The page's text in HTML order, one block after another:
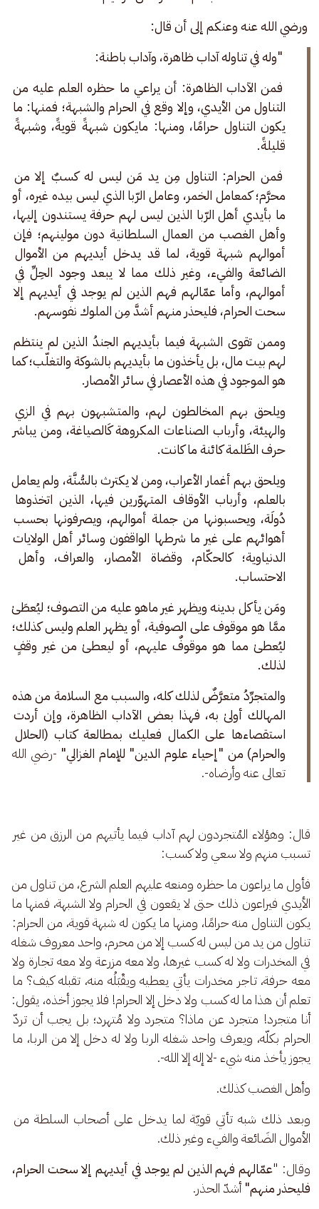
ورضي الله عنه وعنكم إلى أن قال:
"وله في تناوله آداب ظاهرة، وآداب باطنة:
فمن الآداب الظاهرة: أن يراعي ما حظره العلم عليه من
التناول من الأيدي، وإلا وقع في الحرام والشبهة؛ فمنها: ما
يكون التناول حرامًا، ومنها: مايكون شبهةً قويةً، وشبهةً
قليلةً.
فمن الحرام: التناول مِن يد مَن ليس له كسبٌ إلا من
محرَّم؛ كمعامل الخمر، وعامل الرّبا الذي ليس بيده غيره، أو
ما بأيدي أهل الرّبا الذين ليس لهم حرفة يستندون إليها،
وأهل الغصب من العمال السلطانية دون مولينهم؛ فإن
أموالهم شبهة قوية، لما قد يدخل أيديهم من الأموال
الضائعة والفيء، وغير ذلك مما لا يبعد وجود الحِلِّ في
أموالهم، وأما عمّالهم فهم الذين لم يوجد في أيديهم إلا
سحت الحرام، فليحذر منهم أشدَّ مِن الملوك نفوسهم.
وممن تقوى الشبهة فيما بأيديهم الجندُ الذين لم ينتظم
لهم بيت مال، بل يأخذون ما بأيديهم بالشوكة والتغلّب؛ كما
هو الموجود في هذه الأعصار في سائر الأمصار.
ويلحق بهم المخالطون لهم، والمتشبهون بهم في الزي
والهيئة، وأرباب الصناعات المكروهة كَالصياغة، ومن يباشر
حرف الظَلمة كائنة ما كانت.
ويلحق بهم أغمار الأعراب، ومن لا يكترث بالسُّنَّة، ولم يعامل
بالعلم، وأرباب الأوقاف المتهوّرين فيها، الذين اتخذوها
دُولَة، ويحسبونها من جملة أموالهم، ويصرفونها بحسب
أهوائهم على غير ما شرطها الواقفون وسائر أهل الولايات
الدنياوية؛ كالحكّام، وقضاة الأمصار، والعراف، وأهل
الاحتساب.
ومَن يأكل بدينه ويظهر غير ماهو عليه من التصوف؛ ليُعطَىٰ
ممَّا هو موقوف على الصوفية، أو يظهر العلم وليس كذلك؛
ليُعطىٰ مما هو موقوفٌ عليهم، أو ليعطىٰ من غير وقفٍ
لذلك.
والمتجرِّدُ متعرَّضٌ لذلك كله، والسبب مع السلامة من هذه
المهالك أولىٰ به، فهذا بعض الآداب الظاهرة، وإن أردت
استقصاءها على الكمال فعليك بمطالعة كتاب (الحلال
والحرام) من "إحياء علوم الدين" للإمام الغزالي" -رضي الله
تعالى عنه وأرضاه-.
قال: وهؤلاء المُتجردون لهم آداب فيما يأتيهم من الرزق من غير
تسبب منهم ولا سعي ولا كسب:
فأول ما يراعون ما حظره ومنعه عليهم العلم الشرع، من تناول من
الأيدي فيراعون ذلك حتى لا يقعون في الحرام ولا الشبهة، فمنها ما
يكون التناول منه حرامًا، ومنها ما يكون له شبهة قوية، من الحرام:
تناول من يد من ليس له كسب إلا من محرم، واحد معروف شغله
في المخدرات ولا له كسب غيرها، ولا معه مزرعة ولا معه تجارة ولا
معه حرفة، تاجر مخدرات يأتي يعطيه ويقْبَلُه منه، تقبله كيف؟ ما
تعلم أن هذا ما له كسب ولا دخل إلا الحرام! فلا يجوز أخذه، يقول:
أنا متجرد! متجرد عن ماذا؟ متجرد ولا مُتهرد؛ بل يجب أن تردّ
الحرام بكلّه، ويعرف واحد شغله الربا ولا له دخل إلا من الربا، ما
يجوز يأخذ منه شيء -لا إله إلا الله-.
وأهل الغصب كذلك.
وبعد ذلك شبه تأتي قويّة لما يدخل على أصحاب السلطة من
الأموال الضَائعة والفيء وغير ذلك.
وقال: "عمّالهم فهم الذين لم يوجد في أيديهم إلا سحت الحرام،
فليحذر منهم" أشدّ الحذر.